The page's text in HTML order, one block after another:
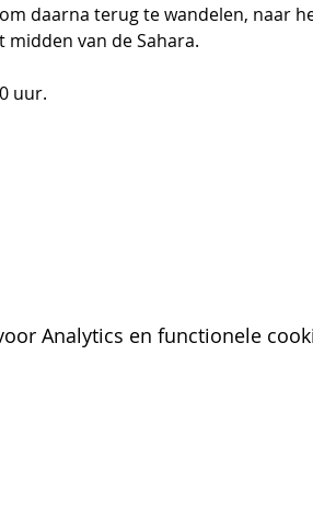
daarna terug te wandelen, naar
van de Sahara.
uur.
Analytics en functionele